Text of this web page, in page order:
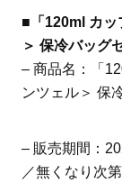
■「120ml カッ
＞ 保冷バッグ
– 商品名：「
ンツェル＞ 保
– 販売期間：
／無くなり次